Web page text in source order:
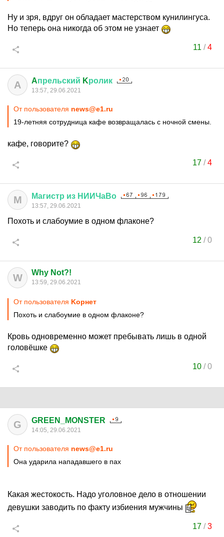
Ну и зря, вдруг он обладает мастерством кунилингуса.
Но теперь она никогда об этом не узнает
11 /4
A Aпрельский Kролик
13:57, 29.06.2021
От пользователя news@e1.ru
19-летняя сотрудница кафе возвращалась с ночной смены.
кафе, говорите?
17 /4
М Магистр из НИИЧаВо
13:57, 29.06.2021
Похоть и слабоумие в одном флаконе?
12 /0
W Why Not?!
13:59, 29.06.2021
От пользователя Kорнет
Похоть и слабоумие в одном флаконе?
Кровь одновременно может пребывать лишь в одной
головёшке
10 /0
G GREEN_MONSTER
14:05, 29.06.2021
От пользователя news@e1.ru
Она ударила нападавшего в пах
Какая жестокость. Надо уголовное дело в отношении
девушки заводить по факту избиения мужчины
17 /3